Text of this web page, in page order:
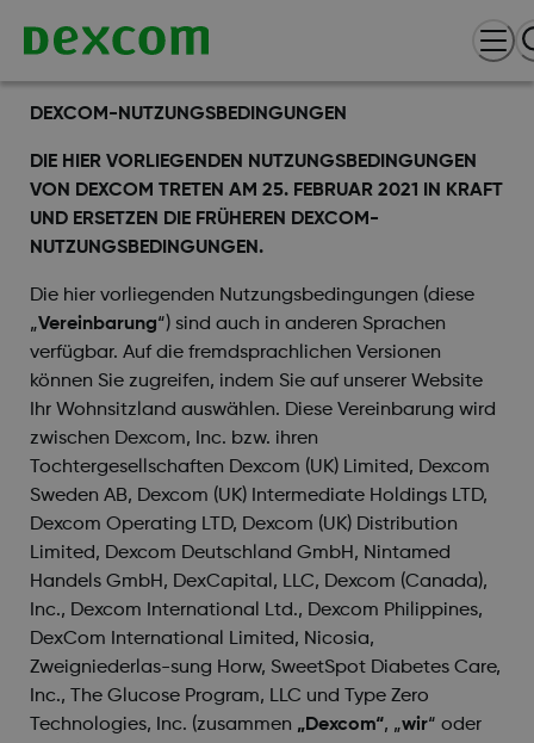
DEXCOM-NUTZUNGSBEDINGUNGEN
DIE HIER VORLIEGENDEN NUTZUNGSBEDINGUNGEN
VON DEXCOM TRETEN AM 25. FEBRUAR 2021 IN KRAFT
UND ERSETZEN DIE FRÜHEREN DEXCOM-
NUTZUNGSBEDINGUNGEN.
Die hier vorliegenden Nutzungsbedingungen (diese
„Vereinbarung“) sind auch in anderen Sprachen
verfügbar. Auf die fremdsprachlichen Versionen
können Sie zugreifen, indem Sie auf unserer Website
Ihr Wohnsitzland auswählen. Diese Vereinbarung wird
zwischen Dexcom, Inc. bzw. ihren
Tochtergesellschaften Dexcom (UK) Limited, Dexcom
Sweden AB, Dexcom (UK) Intermediate Holdings LTD,
Dexcom Operating LTD, Dexcom (UK) Distribution
Limited, Dexcom Deutschland GmbH, Nintamed
Handels GmbH, DexCapital, LLC, Dexcom (Canada),
Inc., Dexcom International Ltd., Dexcom Philippines,
DexCom International Limited, Nicosia,
Zweigniederlas-sung Horw, SweetSpot Diabetes Care,
Inc., The Glucose Program, LLC und Type Zero
Technologies, Inc. (zusammen „Dexcom“, „wir“ oder